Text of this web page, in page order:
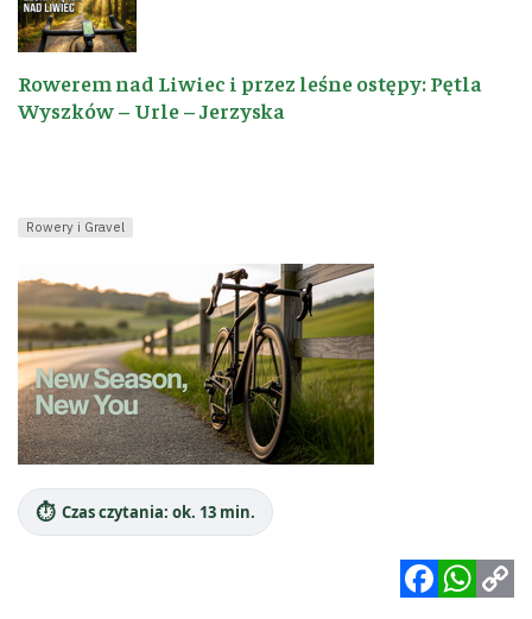
Rowerem nad Liwiec i przez leśne ostępy: Pętla
Wyszków – Urle – Jerzyska
Rowery i Gravel
⏱️ Czas czytania: ok. 13 min.